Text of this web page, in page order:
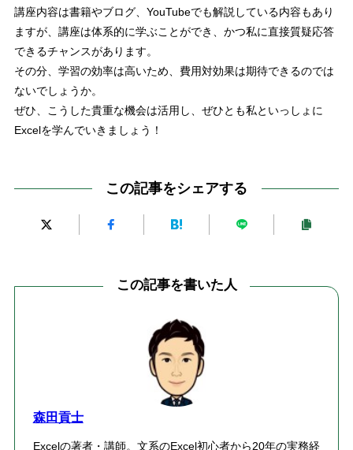
講座内容は書籍やブログ、 YouTubeでも解説している内容もあり
ますが、 講座は体系的に学ぶことができ、かつ私に直接質疑応答
できるチャンスがあります。
その分、 学習の効率は高いため、費用対効果は期待できるのでは
ないでしょうか。
ぜひ、こうした貴重な機会は活用し、ぜひとも私といっしょに
Excelを学んでいきましょう！
この記事をシェアする
この記事を書いた人
森田貢士
Excelの著者・講師。文系のExcel初心者から20年の実務経